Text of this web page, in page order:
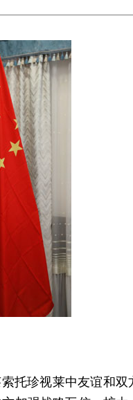
托珍视莱中友谊和